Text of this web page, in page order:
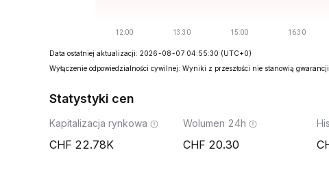
Data ostatniej aktualizacji: 2026-08-07 04:55:30 (UTC+0)
Wyłączenie odpowiedzialności cywilnej: Wyniki z przeszłości nie stanowią
Statystyki cen
Kapitalizacja rynkowa
22.78K
Wolumen 24h
20.30